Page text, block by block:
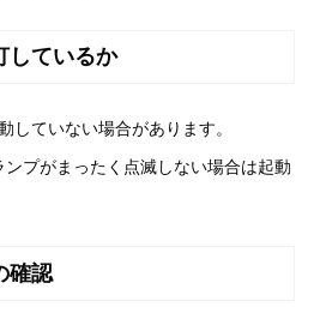
しているか
していない場合があります。
プがまったく点滅しない場合は起動
確認